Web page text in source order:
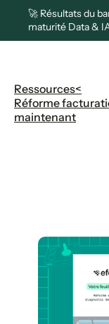
🚀 Résultats du
maturité Data &
Ressources<
Réforme
maintenant